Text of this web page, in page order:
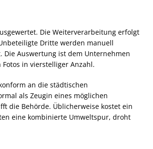
Die Weiterverarbeitung erfolgt
Dritte werden manuell
Auswertung ist dem Unternehmen
in vierstelliger Anzahl.
an die städtischen
als Zeugin eines möglichen
die Behörde. Üblicherweise kostet ein
eine kombinierte Umweltspur, droht